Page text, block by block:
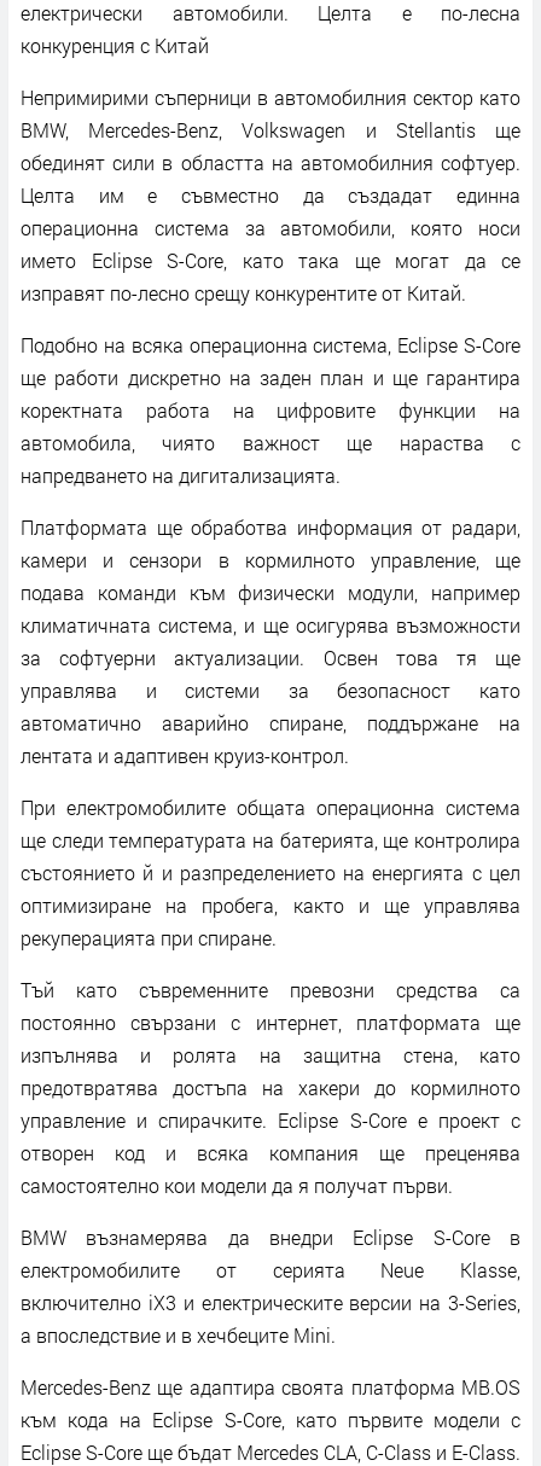
електрически автомобили. Целта е по-лесна
конкуренция с Китай
Непримирими съперници в автомобилния сектор като
BMW, Mercedes-Benz, Volkswagen и Stellantis ще
обединят сили в областта на автомобилния софтуер.
Целта им е съвместно да създадат единна
операционна система за автомобили, която носи
името Eclipse S-Core, като така ще могат да се
изправят по-лесно срещу конкурентите от Китай.
Подобно на всяка операционна система, Eclipse S-Core
ще работи дискретно на заден план и ще гарантира
коректната работа на цифровите функции на
автомобила, чиято важност ще нараства с
напредването на дигитализацията.
Платформата ще обработва информация от радари,
камери и сензори в кормилното управление, ще
подава команди към физически модули, например
климатичната система, и ще осигурява възможности
за софтуерни актуализации. Освен това тя ще
управлява и системи за безопасност като
автоматично аварийно спиране, поддържане на
лентата и адаптивен круиз-контрол.
При електромобилите общата операционна система
ще следи температурата на батерията, ще контролира
състоянието й и разпределението на енергията с цел
оптимизиране на пробега, както и ще управлява
рекуперацията при спиране.
Тъй като съвременните превозни средства са
постоянно свързани с интернет, платформата ще
изпълнява и ролята на защитна стена, като
предотвратява достъпа на хакери до кормилното
управление и спирачките. Eclipse S-Core е проект с
отворен код и всяка компания ще преценява
самостоятелно кои модели да я получат първи.
BMW възнамерява да внедри Eclipse S-Core в
електромобилите от серията Neue Klasse,
включително iX3 и електрическите версии на 3-Series,
а впоследствие и в хечбеците Mini.
Mercedes-Benz ще адаптира своята платформа MB.OS
към кода на Eclipse S-Core, като първите модели с
Eclipse S-Core ще бъдат Mercedes CLA, C-Class и E-Class.